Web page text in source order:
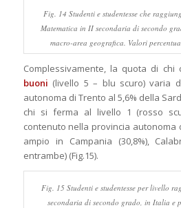
Fig. 14 Studenti e studentesse che
Matematica in II secondaria di secondo
macro-area geografica. Valori
Complessivamente, la quota di chi
buoni (livello 5 – blu scuro) varia
autonoma di Trento al 5,6% della
chi si ferma al livello 1 (rosso
contenuto nella provincia autonoma
ampio in Campania (30,8%),
entrambe) (Fig.15).
Fig. 15 Studenti e studentesse per livello
secondaria di secondo grado, in Italia e